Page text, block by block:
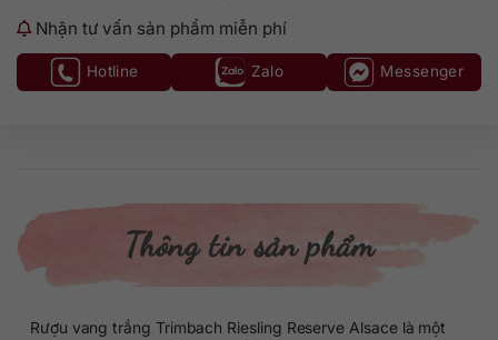
Nhận tư vấn sản phẩm miễn phí
Hotline Zalo Messenger
Thông tin sản phẩm
Rượu vang trắng Trimbach Riesling Reserve Alsace là một